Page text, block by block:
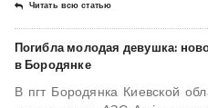
Читать всю статью
Погибла молодая девушка:
в Бородянке
В пгт Бородянка Киевской